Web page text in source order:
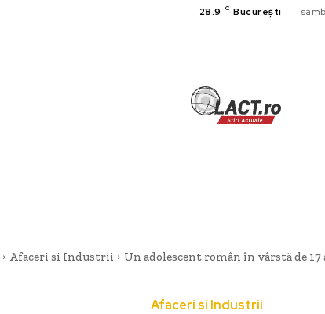
28.9 C București
Afaceri si Industrii Un adolescent român în vârstă de 17
Afaceri si Industrii